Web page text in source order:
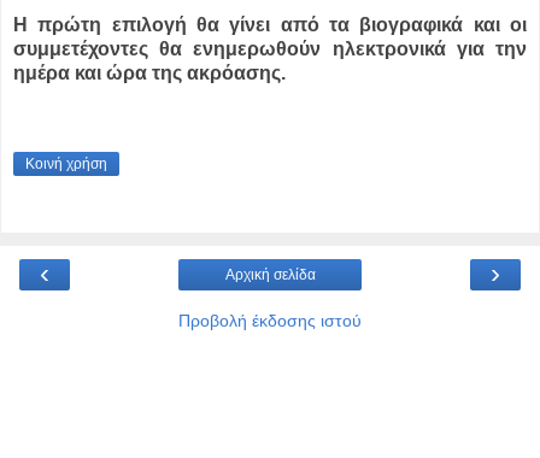
Η πρώτη επιλογή θα γίνει από τα βιογραφικά και οι
συμμετέχοντες θα ενημερωθούν ηλεκτρονικά για την
ημέρα και ώρα της ακρόασης.
Κοινή χρήση
‹ ›
Αρχική σελίδα
Προβολή έκδοσης ιστού